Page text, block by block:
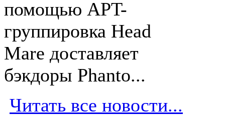
помощью APT-
группировка Head
Mare доставляет
бэкдоры Phanto...
Читать все новости...